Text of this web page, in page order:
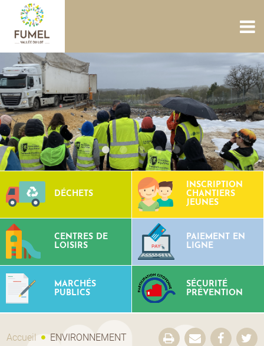
ACCUEIL NOUS CONNAÎTRE
CULTURE PATRIMOINE TOURISME
CONTACTS
DÉCHETS
INSCRIPTION
CHANTIERS
JEUNES
CENTRES DE
LOISIRS
PAIEMENT EN
LIGNE
MARCHÉS
PUBLICS
SÉCURITÉ
PRÉVENTION
Accueil ENVIRONNEMENT